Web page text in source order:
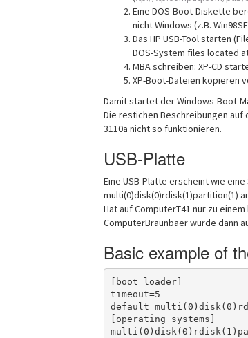
Eine DOS-Boot-Diskette
nicht Windows (z.B.
Das HP USB-Tool starten
DOS-System files located
MBA schreiben: XP-CD
XP-Boot-Dateien kopieren
Damit startet der Windows-Boot-
Die restichen Beschreibungen auf
3110a nicht so funktionieren.
USB-Platte
Eine USB-Platte erscheint wie
multi(0)disk(0)rdisk(1)partition(1)
Hat auf ComputerT41 nur zu
ComputerBraunbaer wurde dann
Basic example of
[boot loader]
timeout=5
[operating systems]